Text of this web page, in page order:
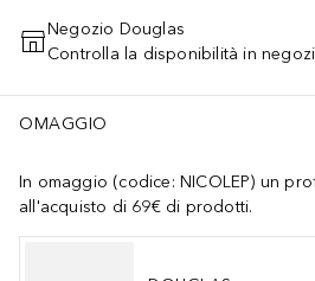
AGGIUNGI AL
Negozio Douglas
Controlla la disponibilità in
OMAGGIO
In omaggio (codice: NICOLEP) un
all'acquisto di 69€ di prodotti.